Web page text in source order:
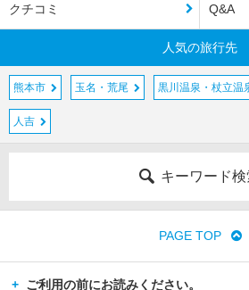
クチコミ Q&A
人気の旅行先
熊本市 玉名・荒尾 黒川温泉・杖立温
人吉
キーワード検
PAGE TOP
ご利用の前にお読みください。